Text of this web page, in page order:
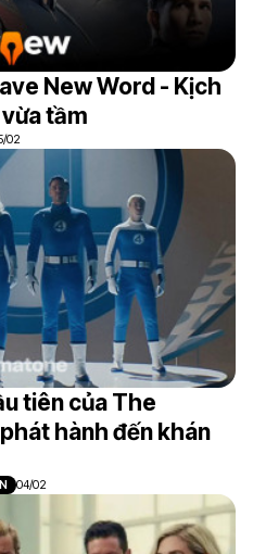
New Word - Kịch
tầm
02
tiên của The
hành đến khán
04/02